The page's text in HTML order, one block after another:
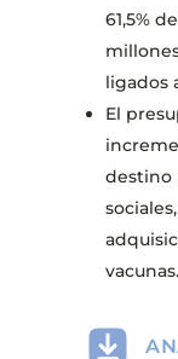
61,5%
ligados
El
destino
vacunas.